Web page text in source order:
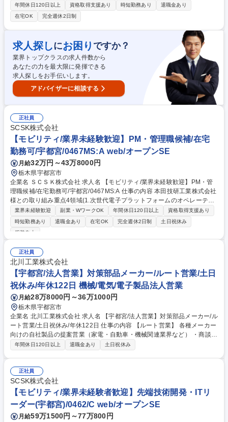
ヒアリングから、設計担当と協働し、設計プランや資金計画のご提案・引
き渡し等お客様に寄り添い一貫してご担当頂きます。 【年収の上り幅につ
いて】評価制度が整っており、成果・結果次第では2年目以降で年収1500
万以上も目指せます。 【安心のチーム制】アポイントが重複した際には、
チーム員が代わりにお客様との打ち合わせに出たり、日頃から物件の情報
共有をして「協力体制」を構築。営業個人の成績も求められますが、それ
以上に営業チームとしての目標達成に向けてチーム一丸となって受注活動
を実施しています。 募集職種 [栃木]【ヘーベルハウス注文住宅営業】固定
給割合高く安定性◎/在宅勤務可
年間休日120日以上 資格取得支援あり 時短勤務あり
退職金あり
在宅OK
完全週休2日制
求人探しにお困り ですか？
業界トップクラスの求人件数から
あなたの力を最大限に発揮できる
求人探しをお手伝いします。
アドバイザーに相談する
正社員
SCSK株式会社
【モビリティ/業界未経験歓迎】PM・管理職候補/在宅
勤務可/宇都宮/0467MS:A web/オープンSE
月給32万円～43万8000円
栃木県宇都宮市
企業名 ＳＣＳＫ株式会社 求人名 【モビリティ/業界未経験歓迎】PM・管
理職候補/在宅勤務可/宇都宮/0467MS:A 仕事の内容 本田技研工業株式会社
様との取り組み重点4領域(1.次世代電子プラットフォームのオペレーティ
ングシステム、2.電動パワートレーン、3.先進安全・自動運転、4.IVI：イ
ンビークルインフォテインメント)における ソフトウェア開発のプロジェ
クト管理全般を推進していただきます。 ■プロジェクトチームのリーディ
件定義（顧客折衝含む）：お客様のニーズや課題をヒヤリングし、プロジ
ェクトの要件を定義 ■進捗管理：プロジェクトの進行状況を監視し、納期
と予算に対して責任をもって調整 募集職種 【モビリティ/業界未経験歓
迎】PM・管理職候補/在宅勤務可/宇都宮/0467MS:A
業界未経験歓迎 副業・WワークOK 年間休日120日以上
資格取得支援あり
時短勤務あり
退職金あり 在宅OK 完全週休2日制
土日祝休み
服装自由
正社員
北川工業株式会社
【宇都宮/法人営業】対策部品メーカー/ルート営業/土日
祝休み/年休122日 機械/電気/電子製品法人営業
月給28万8000円～36万1000円
栃木県宇都宮市
企業名 北川工業株式会社 求人名 【宇都宮/法人営業】対策部品メーカー/ル
ート営業/土日祝休み/年休122日 仕事の内容 【ルート営業】 各種メーカー
向けの自社製品の提案営業（家電・自動車・機械関連業界など） ・商談、
サンプル提案、見積作成、受注後の生産部門への引継ぎ ・営業事務との連
業】対策部品メーカー/ルート営業/土日祝休み/年休122日
年間休日120日以上 退職金あり 土日祝休み
正社員
SCSK株式会社
【モビリティ/業界未経験者歓迎】先端技術開発・ITリ
ーダー(宇都宮)/0462/C web/オープンSE
月給59万1500円～77万800円